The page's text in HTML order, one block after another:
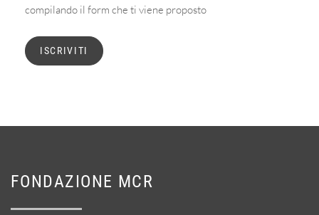
compilando il form che ti viene proposto
ISCRIVITI
FONDAZIONE MCR